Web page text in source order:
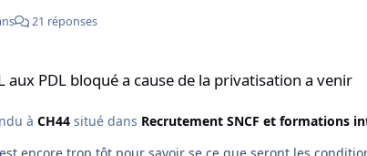
21 réponses
aux PDL bloqué a cause de la privatisation a venir
à CH44situé dans Recrutement SNCF et formations